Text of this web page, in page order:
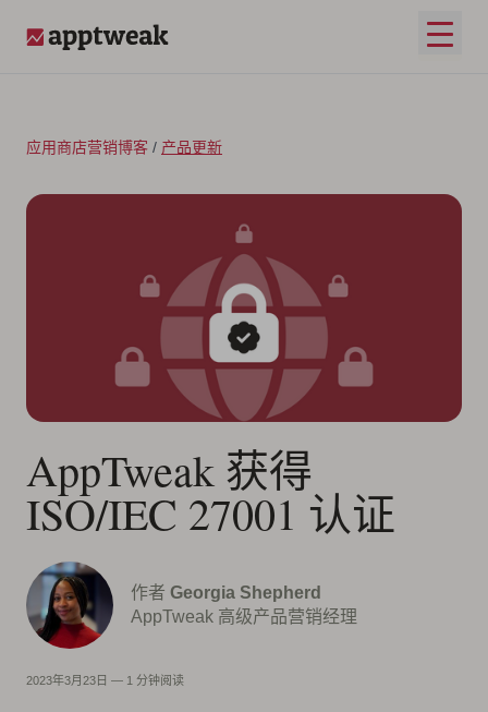
打开
应用商店营销博客 / 产品更新
AppTweak 获得
ISO/IEC 27001 认证
作者 Georgia Shepherd
AppTweak 高级产品营销经理
2023年3月23日 — 1 分钟阅读